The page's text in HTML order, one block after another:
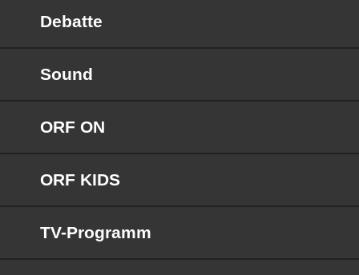
Debatte
Sound
ORF ON
ORF KIDS
TV-Programm